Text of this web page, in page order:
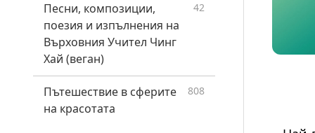
Послания от известни
личности
16
Животни
Климатични промени
81
Върховният Учител Чинг
Хай: Цитати
61
Песни, композиции,
поезия и изпълнения на
Върховния Учител Чинг
Хай (веган)
42
Пътешествие в сферите
на красотата
808